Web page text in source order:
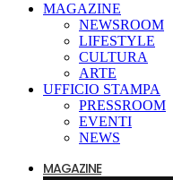
MAGAZINE
NEWSROOM
LIFESTYLE
CULTURA
ARTE
UFFICIO STAMPA
PRESSROOM
EVENTI
NEWS
MAGAZINE